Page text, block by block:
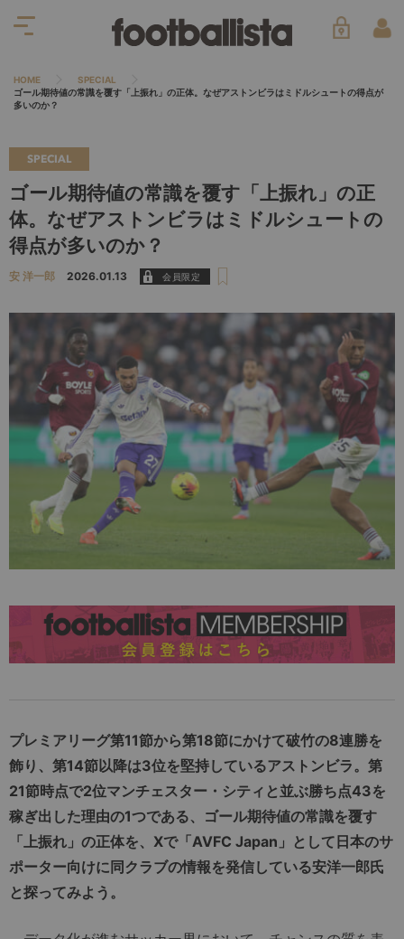
HOME
SPECIAL
ゴール期待値の常識を覆す「上振れ」の正体。なぜアストンビラはミドルシュートの得点が
多いのか？
SPECIAL
ゴール期待値の常識を覆す「上振れ」の正
体。なぜアストンビラはミドルシュートの
得点が多いのか？
安 洋一郎 2026.01.13
プレミアリーグ第11節から第18節にかけて破竹の8連勝を
飾り、第14節以降は3位を堅持しているアストンビラ。第
21節時点で2位マンチェスター・シティと並ぶ勝ち点43を
稼ぎ出した理由の1つである、ゴール期待値の常識を覆す
「上振れ」の正体を、Xで「AVFC Japan」として日本のサ
ポーター向けに同クラブの情報を発信している安洋一郎氏
と探ってみよう。